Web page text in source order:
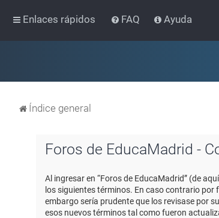
Enlaces rápidos FAQ Ayuda
Índice general
Foros de EducaMadrid -
Al ingresar en “Foros de EducaMadrid” (de
los siguientes términos. En caso contrario
embargo sería prudente que los revisase por
esos nuevos términos tal como fueron